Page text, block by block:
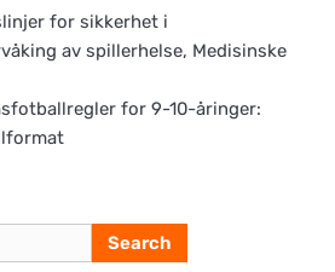
for sikkerhet i
av spillerhelse, Medisinske
for 9-10-åringer: